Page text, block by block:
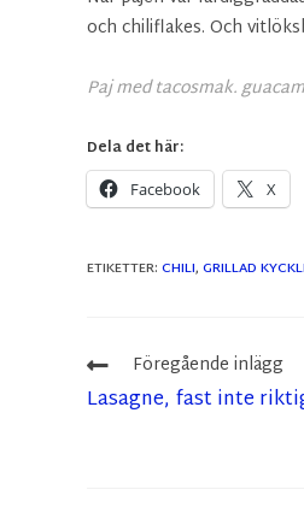
och chiliflakes. Och
Paj med tacosmak.
Dela det här:
Facebook X
ETIKETTER: CHILI, GRILLAD
Föregående inlägg
Lasagne, fast inte